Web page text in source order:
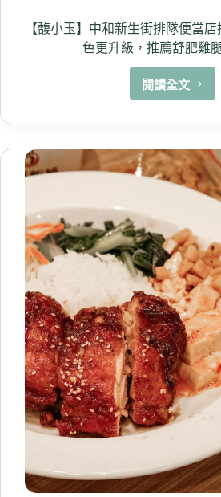
飽
回
歸
囉）
【馥小玉】中和新生街排隊便當
色更升級，推薦舒肥雞
閱讀全文
【馥
玉】
和
新
排
隊
便
當
店
推
薦！
2025
全
新
菜
色
更
級，
推